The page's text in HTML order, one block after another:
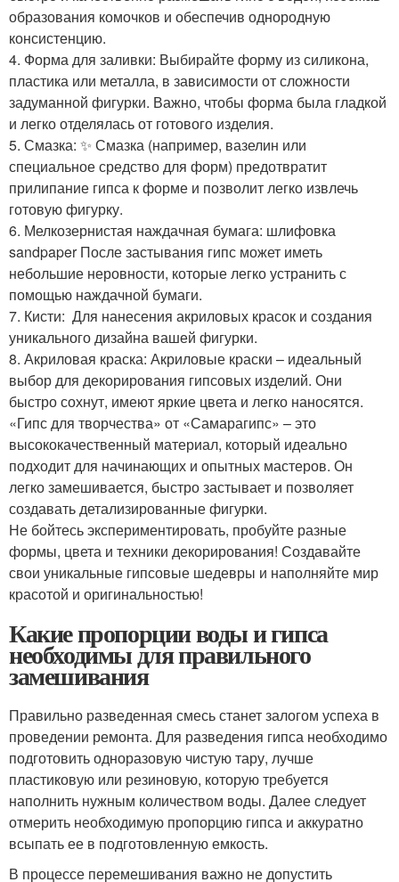
образования комочков и обеспечив однородную
консистенцию.
4. Форма для заливки: Выбирайте форму из силикона,
пластика или металла, в зависимости от сложности
задуманной фигурки. Важно, чтобы форма была гладкой
и легко отделялась от готового изделия.
5. Смазка: ✨ Смазка (например, вазелин или
специальное средство для форм) предотвратит
прилипание гипса к форме и позволит легко извлечь
готовую фигурку.
6. Мелкозернистая наждачная бумага: шлифовка
sandpaper После застывания гипс может иметь
небольшие неровности, которые легко устранить с
помощью наждачной бумаги.
7. Кисти: ️ Для нанесения акриловых красок и создания
уникального дизайна вашей фигурки.
8. Акриловая краска: Акриловые краски – идеальный
выбор для декорирования гипсовых изделий. Они
быстро сохнут, имеют яркие цвета и легко наносятся.
«Гипс для творчества» от «Самарагипс» – это
высококачественный материал, который идеально
подходит для начинающих и опытных мастеров. Он
легко замешивается, быстро застывает и позволяет
создавать детализированные фигурки.
Не бойтесь экспериментировать, пробуйте разные
формы, цвета и техники декорирования! Создавайте
свои уникальные гипсовые шедевры и наполняйте мир
красотой и оригинальностью!
Какие пропорции воды и гипса
необходимы для правильного
замешивания
Правильно разведенная смесь станет залогом успеха в
проведении ремонта. Для разведения гипса необходимо
подготовить одноразовую чистую тару, лучше
пластиковую или резиновую, которую требуется
наполнить нужным количеством воды. Далее следует
отмерить необходимую пропорцию гипса и аккуратно
всыпать ее в подготовленную емкость.
В процессе перемешивания важно не допустить